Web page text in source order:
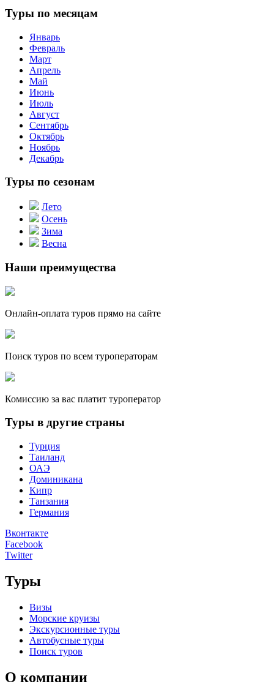
Туры по месяцам
Январь
Февраль
Март
Апрель
Май
Июнь
Июль
Август
Сентябрь
Октябрь
Ноябрь
Декабрь
Туры по сезонам
Лето
Осень
Зима
Весна
Наши преимущества
Онлайн-оплата туров прямо на сайте
Поиск туров по всем туроператорам
Комиссию за вас платит туроператор
Туры в другие страны
Турция
Таиланд
ОАЭ
Доминикана
Кипр
Танзания
Германия
Вконтакте
Facebook
Twitter
Туры
Визы
Морские круизы
Экскурсионные туры
Автобусные туры
Поиск туров
О компании